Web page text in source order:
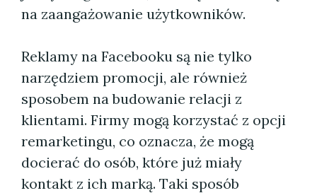
na zaangażowanie użytkowników.
Reklamy na Facebooku są nie tylko
narzędziem promocji, ale również
sposobem na budowanie relacji z
klientami. Firmy mogą korzystać z opcji
remarketingu, co oznacza, że mogą
docierać do osób, które już miały
kontakt z ich marką. Taki sposób